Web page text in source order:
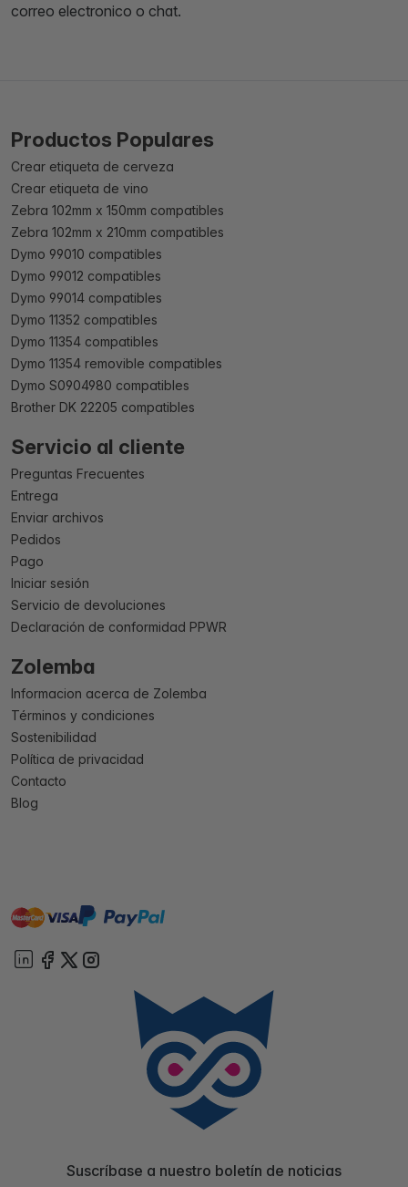
correo electronico o chat.
Productos Populares
Crear etiqueta de cerveza
Crear etiqueta de vino
Zebra 102mm x 150mm compatibles
Zebra 102mm x 210mm compatibles
Dymo 99010 compatibles
Dymo 99012 compatibles
Dymo 99014 compatibles
Dymo 11352 compatibles
Dymo 11354 compatibles
Dymo 11354 removible compatibles
Dymo S0904980 compatibles
Brother DK 22205 compatibles
Servicio al cliente
Preguntas Frecuentes
Entrega
Enviar archivos
Pedidos
Pago
Iniciar sesión
Servicio de devoluciones
Declaración de conformidad PPWR
Zolemba
Informacion acerca de Zolemba
Términos y condiciones
Sostenibilidad
Política de privacidad
Contacto
Blog
mastervisa paypal
Suscríbase a nuestro boletín de noticias